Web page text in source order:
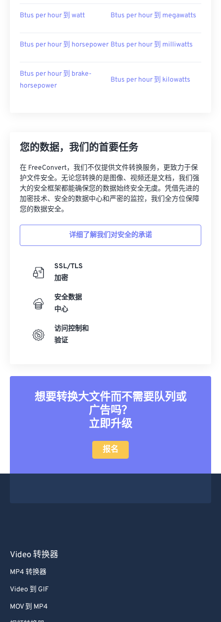
Btus per hour 到 watt Btus per hour 到 megawatts
Btus per hour 到 horsepower Btus per hour 到 milliwatts
Btus per hour 到 brake-
horsepower
Btus per hour 到 kilowatts
您的数据，我们的首要任务
在 FreeConvert，我们不仅提供文件转换服务，更致力于保
护文件安全。无论您转换的是图像、视频还是文档，我们强
大的安全框架都能确保您的数据始终安全无虞。凭借先进的
加密技术、安全的数据中心和严密的监控，我们全方位保障
您的数据安全。
详细了解我们对安全的承诺
SSL/TLS
加密
安全数据
中心
访问控制和
验证
想要转换大文件而不需要队列或
广告吗？
立即升级
报名
Video 转换器
MP4 转换器
Video 到 GIF
MOV 到 MP4